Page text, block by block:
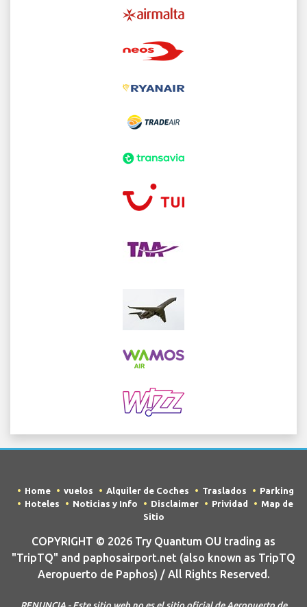
Home vuelos Alquiler de Coches Traslados
Parking
Hoteles
Noticias y Info Disclaimer Prividad
Map de
Sitio
COPYRIGHT © 2026 Try Quantum OU trading as
"TripTQ" and paphosairport.net (also known as TripTQ
Aeropuerto de Paphos) / All Rights Reserved.